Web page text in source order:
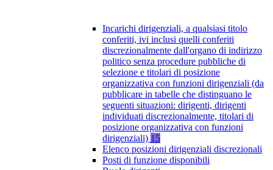
Incarichi dirigenziali, a qualsiasi titolo
conferiti, ivi inclusi quelli conferiti
discrezionalmente dall'organo di indirizzo
politico senza procedure pubbliche di
selezione e titolari di posizione
organizzativa con funzioni dirigenziali (da
pubblicare in tabelle che distinguano le
seguenti situazioni: dirigenti, dirigenti
individuati discrezionalmente, titolari di
posizione organizzativa con funzioni
dirigenziali) 15
Elenco posizioni dirigenziali discrezionali
Posti di funzione disponibili